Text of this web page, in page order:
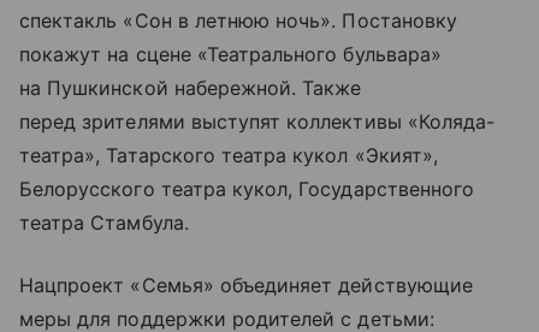
спектакль «Сон в летнюю ночь». Постановку
покажут на сцене «Театрального бульвара»
на Пушкинской набережной. Также
перед зрителями выступят коллективы «Коляда-
театра», Татарского театра кукол «Экият»,
Белорусского театра кукол, Государственного
театра Стамбула.
Нацпроект «Семья» объединяет действующие
меры для поддержки родителей с детьми: